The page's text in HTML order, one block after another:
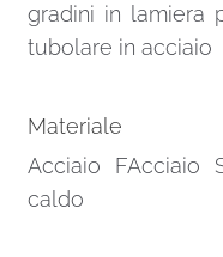
gradini in lamiera
tubolare in acciaio
Materiale
Acciaio FAcciaio
caldo